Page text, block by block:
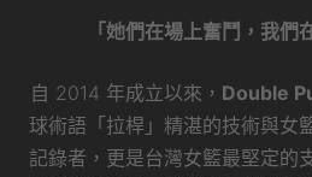
「她們在場上奮鬥，我們
自 2014 年成立以來， Double
球術語「拉桿」精湛的技術與女
記錄者，更是台灣女籃最堅定的